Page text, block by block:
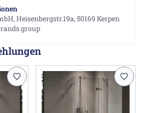
Heisenbergstr.19a, 50169 Kerpen